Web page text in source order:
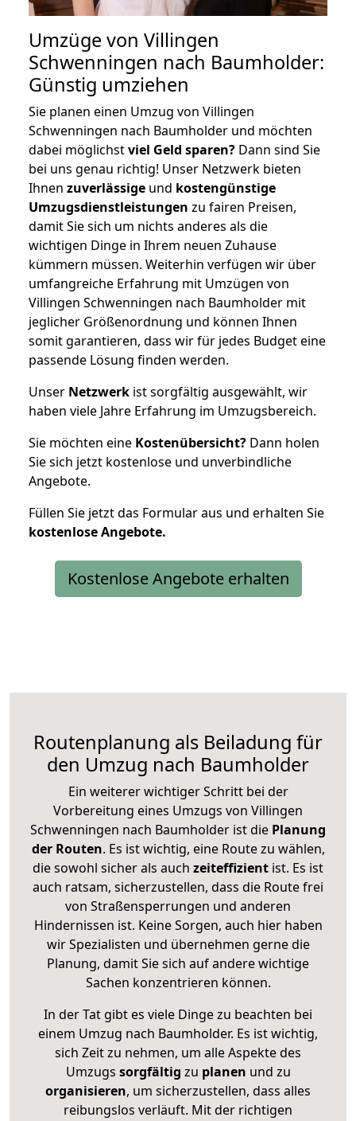
Umzüge von Villingen
Schwenningen nach Baumholder:
Günstig umziehen
Sie planen einen Umzug von Villingen
Schwenningen nach Baumholder und möchten
dabei möglichstviel Geld sparen? Dann sind Sie
bei uns genau richtig! Unser Netzwerk bieten
Ihnen zuverlässige und kostengünstige
Umzugsdienstleistungen zu fairen Preisen,
damit Sie sich um nichts anderes als die
wichtigen Dinge in Ihrem neuen Zuhause
kümmern müssen. Weiterhin verfügen wir über
umfangreiche Erfahrung mit Umzügen von
Villingen Schwenningen nach Baumholder mit
jeglicher Größenordnung und können Ihnen
somit garantieren, dass wir für jedes Budget eine
passende Lösung finden werden.
Unser Netzwerk ist sorgfältig ausgewählt, wir
haben viele Jahre Erfahrung im Umzugsbereich.
Sie möchten eine Kostenübersicht? Dann holen
Sie sich jetzt kostenlose und unverbindliche
Angebote.
Füllen Sie jetzt das Formular aus und erhalten Sie
kostenloseAngebote.
Kostenlose Angebote erhalten
Routenplanung als Beiladung für
den Umzug nach Baumholder
Ein weiterer wichtiger Schritt bei der
Vorbereitung eines Umzugs von Villingen
Schwenningen nach Baumholder ist die Planung
der Routen. Es ist wichtig, eine Route zu wählen,
die sowohl sicher als auch zeiteffizient ist. Es ist
auch ratsam, sicherzustellen, dass die Route frei
von Straßensperrungen und anderen
Hindernissen ist. Keine Sorgen, auch hier haben
wir Spezialisten und übernehmen gerne die
Planung, damit Sie sich auf andere wichtige
Sachen konzentrieren können.
In der Tat gibt es viele Dinge zu beachten bei
einem Umzug nach Baumholder. Es ist wichtig,
sich Zeit zu nehmen, um alle Aspekte des
Umzugs sorgfältig zu planen und zu
organisieren, um sicherzustellen, dass alles
reibungslos verläuft. Mit der richtigen